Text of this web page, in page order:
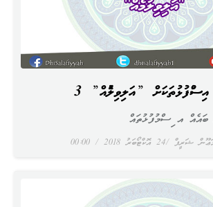
”އަލިވިލުމެއް” 3
މަޢޫން ޝަރީފް 24 އޮކްޓޯބަރު 2018
ބައެއް އ ިސްމުފުޅުތައް